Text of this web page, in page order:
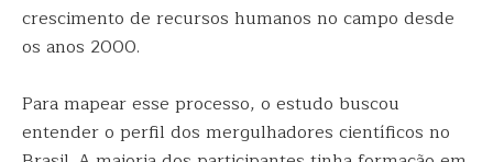
crescimento de recursos humanos no campo desde
os anos 2000.
Para mapear esse processo, o estudo buscou
entender o perfil dos mergulhadores científicos no